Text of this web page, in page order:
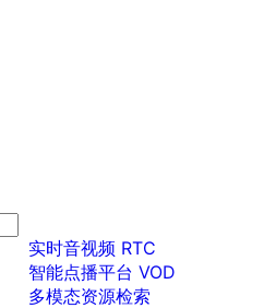
实时音视频 RTC
智能点播平台 VOD
多模态资源检索